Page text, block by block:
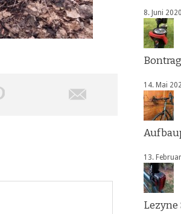
8. Juni 2020
14. Mai
13.
Lezyne